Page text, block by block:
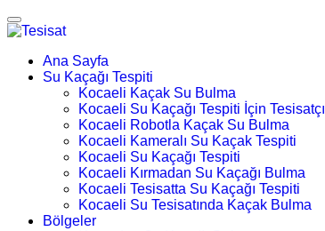
Ana Sayfa
Su Kaçağı Tespiti
Kocaeli Kaçak Su Bulma
Kocaeli Su Kaçağı Tespiti İçin Tesisatçı
Kocaeli Robotla Kaçak Su Bulma
Kocaeli Kameralı Su Kaçak Tespiti
Kocaeli Su Kaçağı Tespiti
Kocaeli Kırmadan Su Kaçağı Bulma
Kocaeli Tesisatta Su Kaçağı Tespiti
Kocaeli Su Tesisatında Kaçak Bulma
Bölgeler